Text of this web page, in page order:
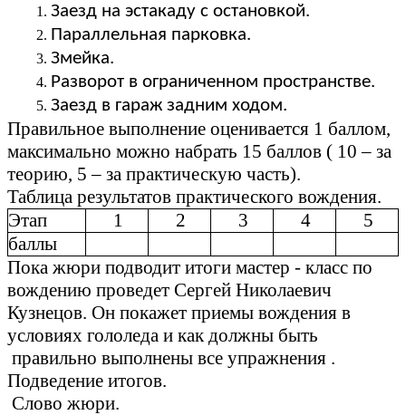
Заезд на эстакаду с остановкой.
Параллельная парковка.
Змейка.
Разворот в ограниченном пространстве.
Заезд в гараж задним ходом.
Правильное выполнение оценивается 1 баллом,
максимально можно набрать 15 баллов ( 10 – за
теорию, 5 – за практическую часть).
Таблица результатов практического вождения.
Этап
1 2 3 4
5
баллы
Пока жюри подводит итоги мастер - класс по
вождению проведет Сергей Николаевич
Кузнецов. Он покажет приемы вождения в
условиях гололеда и как должны быть
правильно выполнены все упражнения .
Подведение итогов.
Слово жюри.